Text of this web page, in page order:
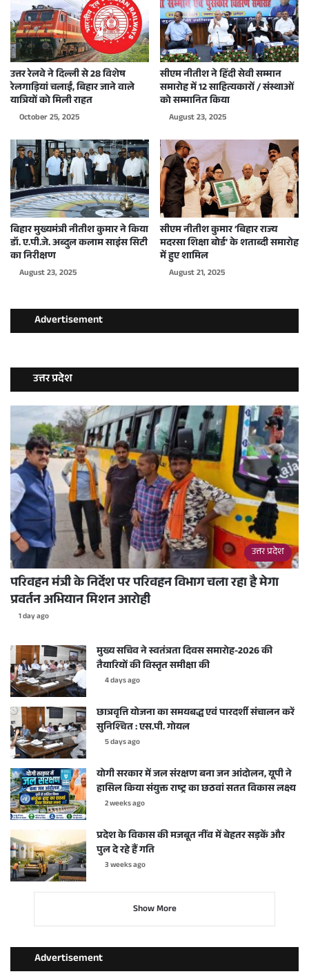
उत्तर रेलवे ने दिल्ली से 28 विशेष
रेलगाड़ियां चलाईं, बिहार जाने वाले
यात्रियों को मिली राहत
October 25, 2025
सीएम नीतीश ने हिंदी सेवी सम्मान
समारोह में 12 साहित्यकारों / संस्थाओं
को सम्मानित किया
August 23, 2025
बिहार मुख्यमंत्री नीतीश कुमार ने किया
डॉ. ए.पी.जे. अब्दुल कलाम साइंस सिटी
का निरीक्षण
August 23, 2025
सीएम नीतीश कुमार ‘बिहार राज्य
मदरसा शिक्षा बोर्ड’ के शताब्दी समारोह
में हुए शामिल
August 21, 2025
Advertisement
उत्तर प्रदेश
उत्तर प्रदेश
परिवहन मंत्री के निर्देश पर परिवहन विभाग चला रहा है मेगा
प्रवर्तन अभियान मिशन आरोही
1 day ago
मुख्य सचिव ने स्वतंत्रता दिवस समारोह-2026 की
तैयारियों की विस्तृत समीक्षा की
4 days ago
छात्रवृत्ति योजना का समयबद्ध एवं पारदर्शी संचालन करें
सुनिश्चित : एस.पी. गोयल
5 days ago
योगी सरकार में जल संरक्षण बना जन आंदोलन, यूपी ने
हासिल किया संयुक्त राष्ट्र का छठवां सतत विकास लक्ष्य
2 weeks ago
प्रदेश के विकास की मजबूत नींव में बेहतर सड़कें और
पुल दे रहे हैं गति
3 weeks ago
Show More
Advertisement